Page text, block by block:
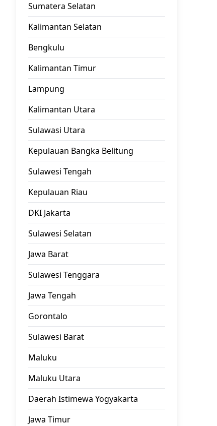
Sumatera Selatan
Kalimantan Selatan
Bengkulu
Kalimantan Timur
Lampung
Kalimantan Utara
Sulawasi Utara
Kepulauan Bangka Belitung
Sulawesi Tengah
Kepulauan Riau
DKI Jakarta
Sulawesi Selatan
Jawa Barat
Sulawesi Tenggara
Jawa Tengah
Gorontalo
Sulawesi Barat
Maluku
Maluku Utara
Daerah Istimewa Yogyakarta
Jawa Timur